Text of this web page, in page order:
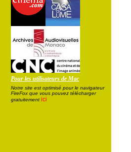
Pour les utilisateurs de Mac
Notre site est optimisé pour le navigateur
FireFox que vous pouvez télécharger
gratuitement ici